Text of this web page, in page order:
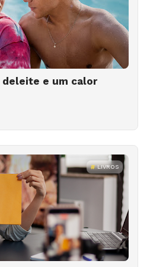
deleite e um calor
LIVROS